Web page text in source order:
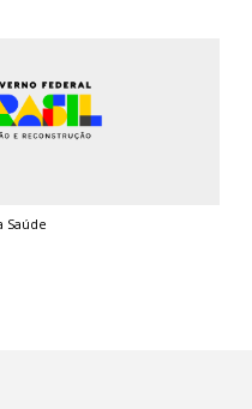
Saúde